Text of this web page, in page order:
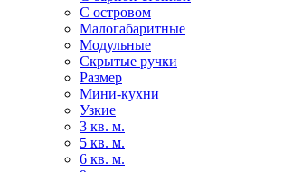
С островом
Малогабаритные
Модульные
Скрытые ручки
Размер
Мини-кухни
Узкие
3 кв. м.
5 кв. м.
6 кв. м.